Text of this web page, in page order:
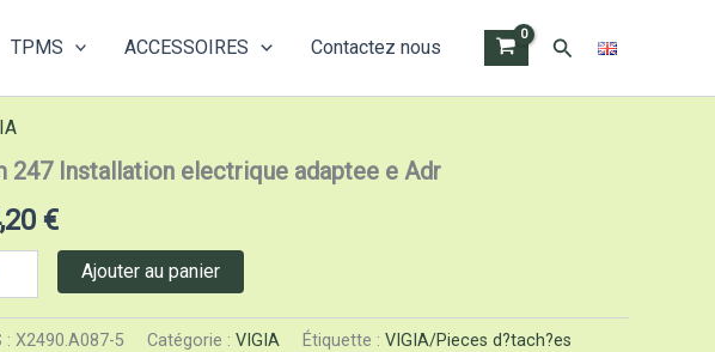
TPMS ACCESSOIRES Contactez nous Rechercher
247 Installation electrique adaptee e Adr
€
Ajouter au panier
: X2490.A087-5 Catégorie : VIGIA Étiquette : VIGIA/Pieces d?tach?es